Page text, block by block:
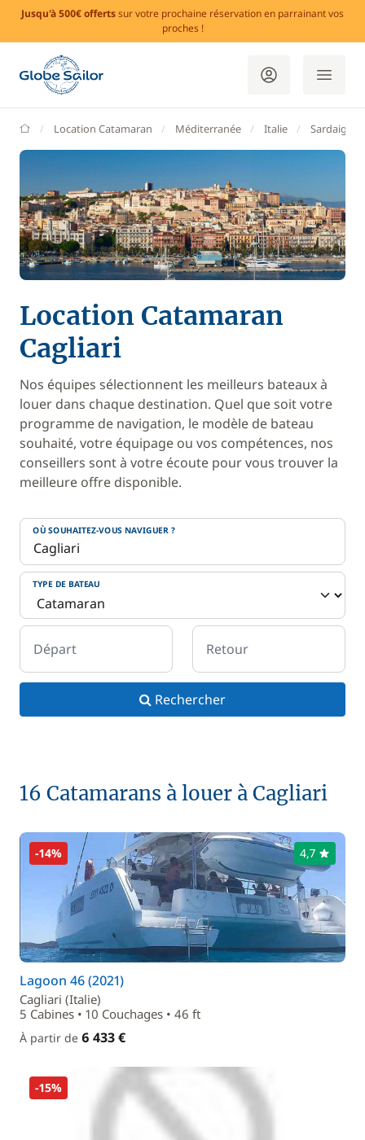
Jusqu'à 500€ offertssur votre prochaine réservation en parrainant vos
proches !
GlobeSailor
Location Catamaran Méditerranée Italie Sardaigne
Location Catamaran
Cagliari
Nos équipes sélectionnent les meilleurs bateaux à
louer dans chaque destination. Quel que soit votre
programme de navigation, le modèle de bateau
souhaité, votre équipage ou vos compétences, nos
conseillers sont à votre écoute pour vous trouver la
meilleure offre disponible.
OÙ SOUHAITEZ-VOUS NAVIGUER ?
TYPE DE BATEAU
Départ Retour
Rechercher
16 Catamarans à louer à Cagliari
-14% 4,7
Lagoon 46 (2021)
Cagliari (Italie)
5 Cabines • 10 Couchages • 46 ft
À partir de 6 433 €
-15%